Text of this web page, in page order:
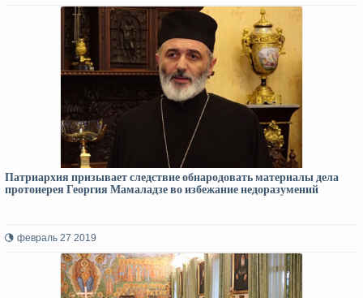
Патриархия призывает следствие обнародовать материалы дела
протоиерея Георгия Мамаладзе во избежание недоразумений
февраль 27 2019